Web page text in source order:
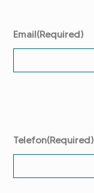
Email(Required)
Telefon(Required)